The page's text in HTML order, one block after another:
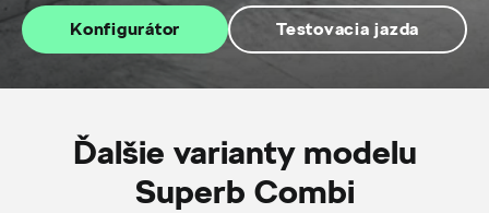
Konfigurátor Testovacia jazda
Ďalšie varianty modelu
Superb Combi